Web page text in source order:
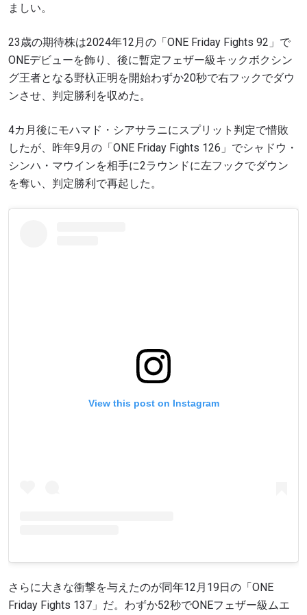
ましい。
23歳の期待株は2024年12月の「ONE Friday Fights 92」で
ONEデビューを飾り、後に暫定フェザー級キックボクシン
グ王者となる野杁正明を開始わずか20秒で右フックでダウ
ンさせ、判定勝利を収めた。
4カ月後にモハマド・シアサラニにスプリット判定で惜敗
したが、昨年9月の「ONE Friday Fights 126」でシャドウ・
シンハ・マウインを相手に2ラウンドに左フックでダウン
を奪い、判定勝利で再起した。
View this post on Instagram
さらに大きな衝撃を与えたのが同年12月19日の「ONE
Friday Fights 137」だ。わずか52秒でONEフェザー級ムエ